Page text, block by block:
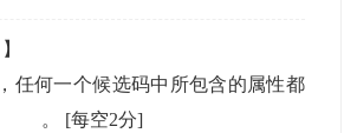
】
任何一个候选码中所包含的属性都
。 [每空2分]